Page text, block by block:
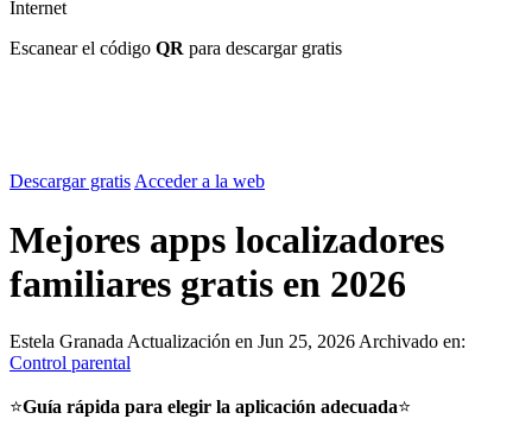
Internet
Escanear el código QR para descargar gratis
Descargar gratisAcceder a la web
Mejores apps localizadores
familiares gratis en 2026
Estela Granada Actualización en Jun 25, 2026 Archivado en:
Control parental
⭐Guía rápida para elegir la aplicación adecuada⭐